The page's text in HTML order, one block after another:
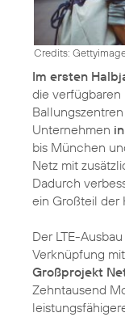
Credits:
Im ersten
die verfügbaren
Unternehmen
bis München
Netz mit
Dadurch
ein Großteil der
Der LTE-
Verknüpfung
Großprojekt
Zehntausend